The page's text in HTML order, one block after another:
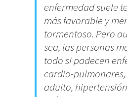
enfermedad suele
más favorable y
tormentoso. Pero
sea, las personas
todo si padecen
cardio-
adulto,